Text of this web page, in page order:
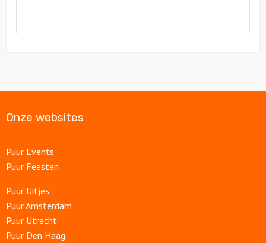
Onze websites
Puur Events
Puur Feesten
Puur Uitjes
Puur Amsterdam
Puur Utrecht
Puur Den Haag